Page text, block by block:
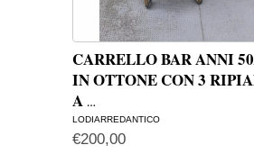
CARRELLO BAR ANNI
IN OTTONE CON 3
A …
LODIARREDANTICO
€200,00